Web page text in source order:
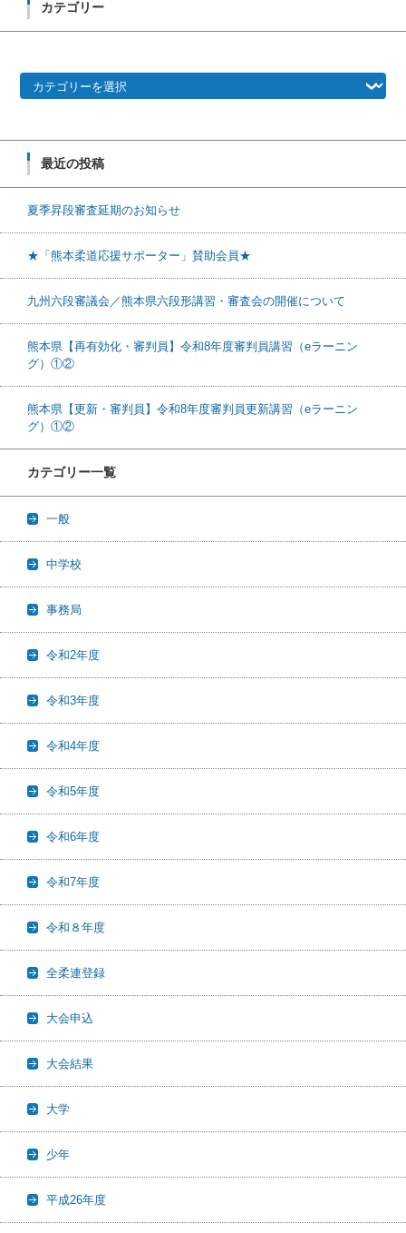
カテゴリー
最近の投稿
夏季昇段審査延期のお知らせ
★「熊本柔道応援サポーター」賛助会員★
九州六段審議会／熊本県六段形講習・審査会の開催について
熊本県【再有効化・審判員】令和8年度審判員講習（eラーニン
グ）①②
熊本県【更新・審判員】令和8年度審判員更新講習（eラーニン
グ）①②
カテゴリー一覧
一般
中学校
事務局
令和2年度
令和3年度
令和4年度
令和5年度
令和6年度
令和7年度
令和８年度
全柔連登録
大会申込
大会結果
大学
少年
平成26年度